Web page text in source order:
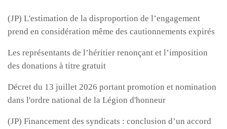
(JP) L'estimation de la disproportion de l’engagement
prend en considération même des cautionnements expirés
Les représentants de l’héritier renonçant et l’imposition
des donations à titre gratuit
Décret du 13 juillet 2026 portant promotion et nomination
dans l'ordre national de la Légion d'honneur
(JP) Financement des syndicats : conclusion d’un accord